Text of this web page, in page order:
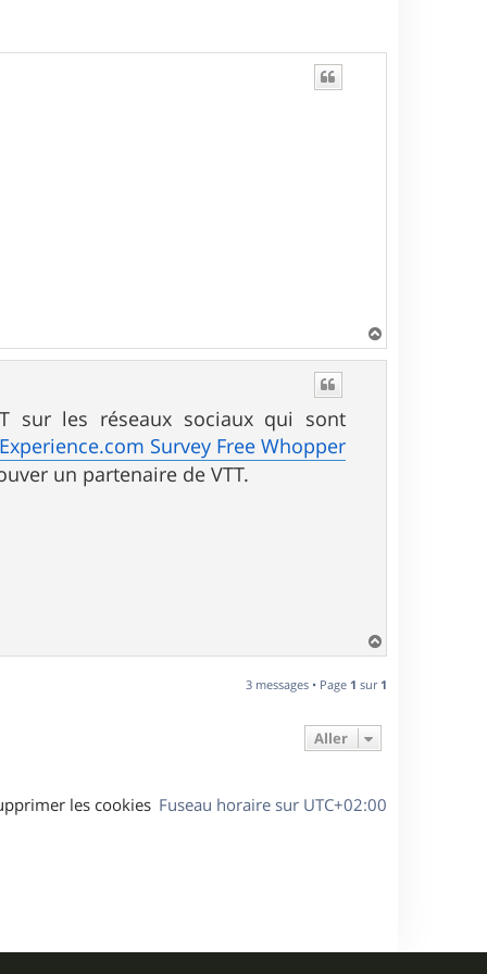
a
sur les réseaux sociaux qui sont
Survey Free Whopper
un partenaire de VTT.
a
t
3 messages • Page 1 sur 1
Aller
Fuseau horaire sur UTC+02:00
les cookies